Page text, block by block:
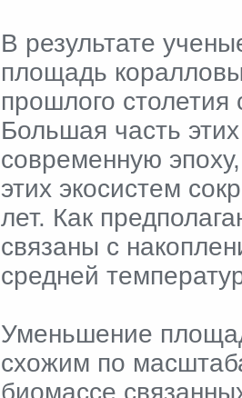
В результате
площадь
прошлого
Большая часть
современную
этих экосистем
лет. Как
связаны с
средней
Уменьшение
схожим по
биомассе